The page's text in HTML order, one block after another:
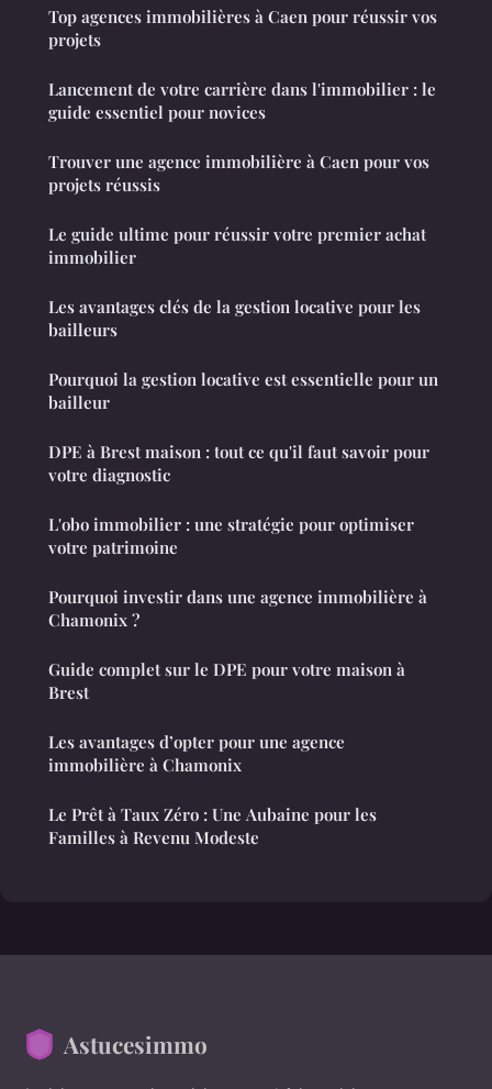
Top agences immobilières à Caen pour réussir vos
projets
Lancement de votre carrière dans l'immobilier : le
guide essentiel pour novices
Trouver une agence immobilière à Caen pour vos
projets réussis
Le guide ultime pour réussir votre premier achat
immobilier
Les avantages clés de la gestion locative pour les
bailleurs
Pourquoi la gestion locative est essentielle pour un
bailleur
DPE à Brest maison : tout ce qu'il faut savoir pour
votre diagnostic
L'obo immobilier : une stratégie pour optimiser
votre patrimoine
Pourquoi investir dans une agence immobilière à
Chamonix ?
Guide complet sur le DPE pour votre maison à
Brest
Les avantages d’opter pour une agence
immobilière à Chamonix
Le Prêt à Taux Zéro : Une Aubaine pour les
Familles à Revenu Modeste
Astucesimmo